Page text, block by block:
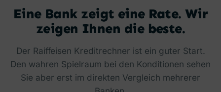
Eine Bank zeigt eine Rate. Wir
zeigen Ihnen die beste.
Der Raiffeisen Kreditrechner ist ein guter Start.
Den wahren Spielraum bei den Konditionen sehen
Sie aber erst im direkten Vergleich mehrerer